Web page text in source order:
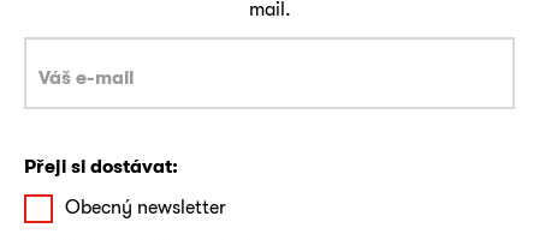
mail.
Přeji si dostávat:
Obecný newsletter